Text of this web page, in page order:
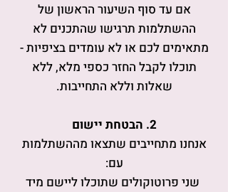
אם עד סוף השיעור הראשון של
ההשתלמות תרגישו שהתכנים לא
מתאימים לכם או לא עומדים בציפיות -
תוכלו לקבל החזר כספי מלא, ללא
שאלות וללא התחייבות.
2. הבטחת יישום
אנחנו מתחייבים שתצאו מההשתלמות
עם:
שני פרוטוקולים שתוכלו ליישם מיד